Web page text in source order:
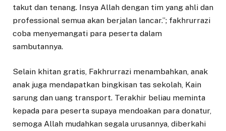
takut dan tenang. Insya Allah dengan tim yang ahli dan
professional semua akan berjalan lancar.”; fakhrurrazi
coba menyemangati para peserta dalam
sambutannya.
Selain khitan gratis, Fakhrurrazi menambahkan, anak
anak juga mendapatkan bingkisan tas sekolah, Kain
sarung dan uang transport. Terakhir beliau meminta
kepada para peserta supaya mendoakan para donatur,
semoga Allah mudahkan segala urusannya, diberkahi